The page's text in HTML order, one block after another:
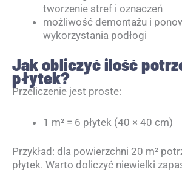
tworzenie stref i oznaczeń
możliwość demontażu i
wykorzystania podłogi
Jak obliczyć ilość
płytek?
Przeliczenie jest proste:
1 m² = 6 płytek (40 × 40 cm)
Przykład: dla powierzchni 20 m²
płytek. Warto doliczyć niewielki